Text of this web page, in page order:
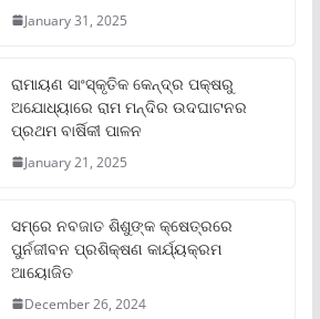
January 31, 2025
ରାମାୟଣ ସାଂସ୍କୃତିକ କେନ୍ଦ୍ର ପକ୍ଷରୁ
ଅଯୋଧ୍ୟାରେ ରାମ ମନ୍ଦିର ଉଦଘାଟନର
ପ୍ରଥମ ବାର୍ଷିକୀ ପାଳନ
January 21, 2025
ସମ୍‌ରେ ନବଜାତ ଶିଶୁଙ୍କ କ୍ଷେତ୍ରରେ
ପୁର୍ନଜୀବନ ପ୍ରଶିକ୍ଷଣ କାର୍ଯ୍ୟକ୍ରମ
ଆୟୋଜିତ
December 26, 2024